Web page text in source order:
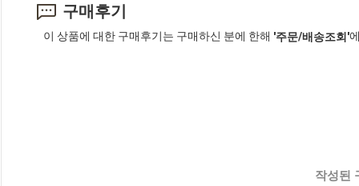
구매후기
이 상품에 대한 구매후기는 구매하신 분에 한해 '주문/배송조회'
작성된